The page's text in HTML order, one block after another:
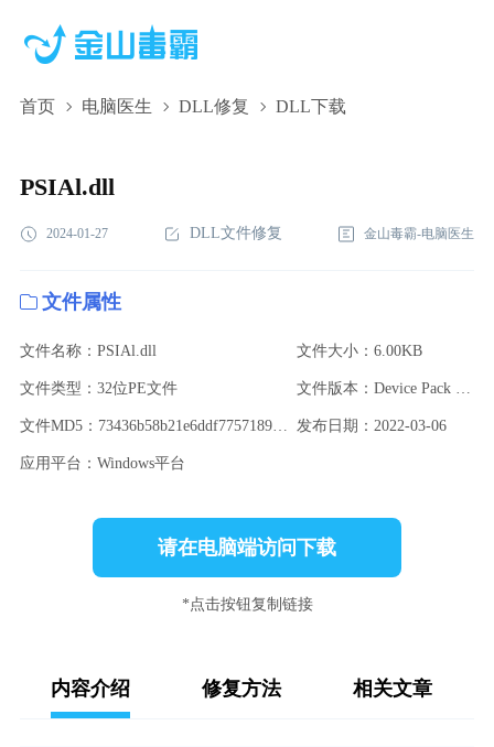
首页 电脑医生 DLL修复 DLL下载
PSIAl.dll,PSIAl.dll下载,PSIAl.dll修复
PSIAl.dll
2024-01-27 DLL文件修复 金山毒霸-电脑医生
文件属性
文件名称：PSIAl.dll 文件大小：6.00KB
文件类型：32位PE文件 文件版本：Device Pack 5.9 - v149
文件MD5：73436b58b21e6ddf7757189a54819b6a 发布日期：2022-03-06
应用平台：Windows平台
请在电脑端访问下载
*点击按钮复制链接
内容介绍 修复方法 相关文章